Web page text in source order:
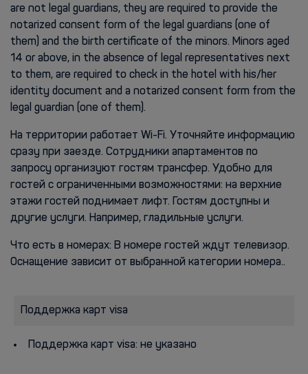
are not legal guardians, they are required to provide the
notarized consent form of the legal guardians (one of
them) and the birth certificate of the minors. Minors aged
14 or above, in the absence of legal representatives next
to them, are required to check in the hotel with his/her
identity document and a notarized consent form from the
legal guardian (one of them).
На территории работает Wi-Fi. Уточняйте информацию
сразу при заезде. Сотрудники апартаментов по
запросу организуют гостям трансфер. Удобно для
гостей с ограниченными возможностями: на верхние
этажи гостей поднимает лифт. Гостям доступны и
другие услуги. Например, гладильные услуги.
Что есть в номерах: В номере гостей ждут телевизор.
Оснащение зависит от выбранной категории номера..
Поддержка карт visa
Поддержка карт visa: не указано